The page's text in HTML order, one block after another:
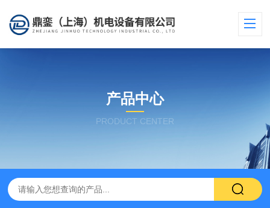
产品中心
PRODUCT CENTER